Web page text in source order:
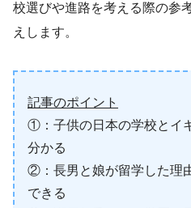
校選びや進路を考える際の参
えします。
記事のポイント
①：子供の日本の学校とイ
分かる
②：長男と娘が留学した理
できる